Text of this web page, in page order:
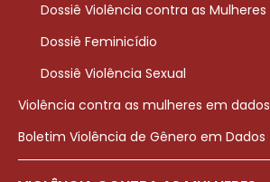
Dossiê Violência contra as Mulheres
Dossiê Feminicídio
Dossiê Violência Sexual
Violência contra as mulheres em dados
Boletim Violência de Gênero em Dados